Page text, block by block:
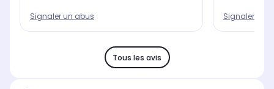
Signaler un abus Signaler un
Tous les avis